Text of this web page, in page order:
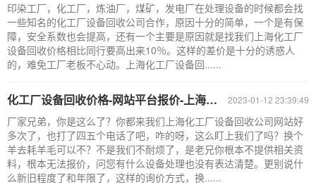
印染工厂，化工厂，炼油厂，煤矿，发电厂在处理设备的时候都会找
一些知名的化工厂设备回收公司合作，原因十分的简单，一个是有保
障，安全系数也会提高，还有一个主要是原因就是找我们上海化工厂
设备回收价格相比同行要高出来10％。这样的差价是十分的诱惑人
的，难免工厂老板不心动。上海化工厂设备回......
2023-01-12 23:39:49
化工厂设备回收价格-网站平台报价-上海化工设备回收公司
厂家兄弟，你是这么了？你都来我们上海化工厂设备回收公司网站好
多次了，也打了四五个电话了吧，咋的呀，这么盯上我们了吗？换个
羊去耗羊毛可以不？不是我们不耐烦了，是老兄你根本不提供相关资
料，根本无法报价，问您有什么设备处理也没有表达清楚。更别说什
么新旧程度了和年限了，这样的询价方式，换......